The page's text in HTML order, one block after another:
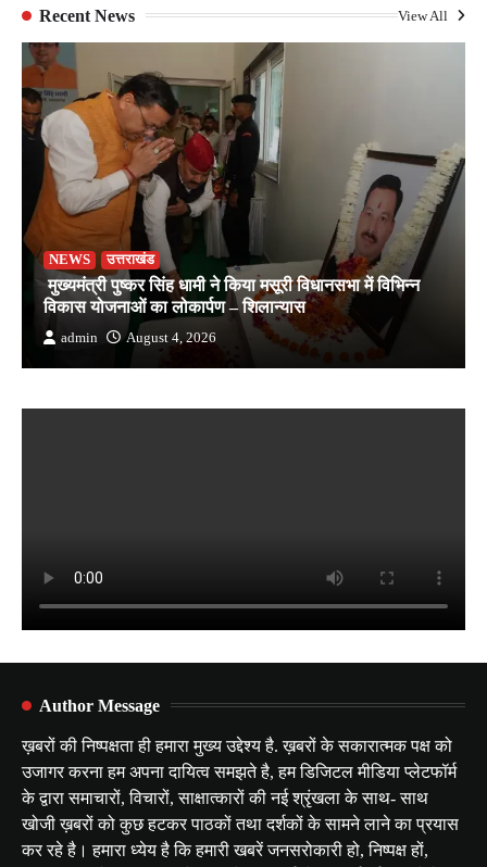
Recent News View All
NEWS उत्तराखंड
मुख्यमंत्री पुष्कर सिंह धामी ने किया मसूरी विधानसभा में विभिन्न
विकास योजनाओं का लोकार्पण – शिलान्यास
admin August 4, 2026
Author Message
ख़बरों की निष्पक्षता ही हमारा मुख्य उद्देश्य है. ख़बरों के सकारात्मक पक्ष को
उजागर करना हम अपना दायित्व समझते है, हम डिजिटल मीडिया प्लेटफॉर्म
के द्वारा समाचारों, विचारों, साक्षात्कारों की नई श्रृंखला के साथ- साथ
खोजी ख़बरों को कुछ हटकर पाठकों तथा दर्शकों के सामने लाने का प्रयास
कर रहे है। हमारा ध्येय है कि हमारी खबरें जनसरोकारी हो, निष्पक्ष हों,